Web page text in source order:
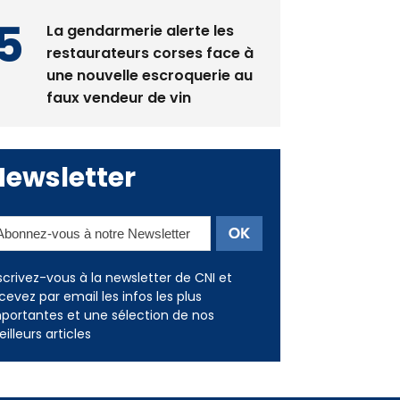
La gendarmerie alerte les
restaurateurs corses face à
une nouvelle escroquerie au
faux vendeur de vin
vous à la newsletter de CNI et
par email les infos les plus
et une sélection de nos
articles